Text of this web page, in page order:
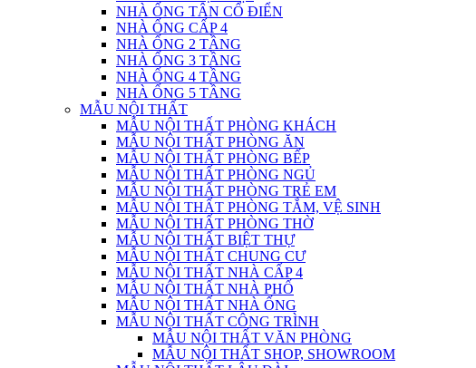
NHÀ ỐNG TÂN CỔ ĐIỂN
NHÀ ỐNG CẤP 4
NHÀ ỐNG 2 TẦNG
NHÀ ỐNG 3 TẦNG
NHÀ ỐNG 4 TẦNG
NHÀ ỐNG 5 TẦNG
MẪU NỘI THẤT
MẪU NỘI THẤT PHÒNG KHÁCH
MẪU NỘI THẤT PHÒNG ĂN
MẪU NỘI THẤT PHÒNG BẾP
MẪU NỘI THẤT PHÒNG NGỦ
MẪU NỘI THẤT PHÒNG TRẺ EM
MẪU NỘI THẤT PHÒNG TẮM, VỆ SINH
MẪU NỘI THẤT PHÒNG THỜ
MẪU NỘI THẤT BIỆT THỰ
MẪU NỘI THẤT CHUNG CƯ
MẪU NỘI THẤT NHÀ CẤP 4
MẪU NỘI THẤT NHÀ PHỐ
MẪU NỘI THẤT NHÀ ỐNG
MẪU NỘI THẤT CÔNG TRÌNH
MẪU NỘI THẤT VĂN PHÒNG
MẪU NỘI THẤT SHOP, SHOWROOM